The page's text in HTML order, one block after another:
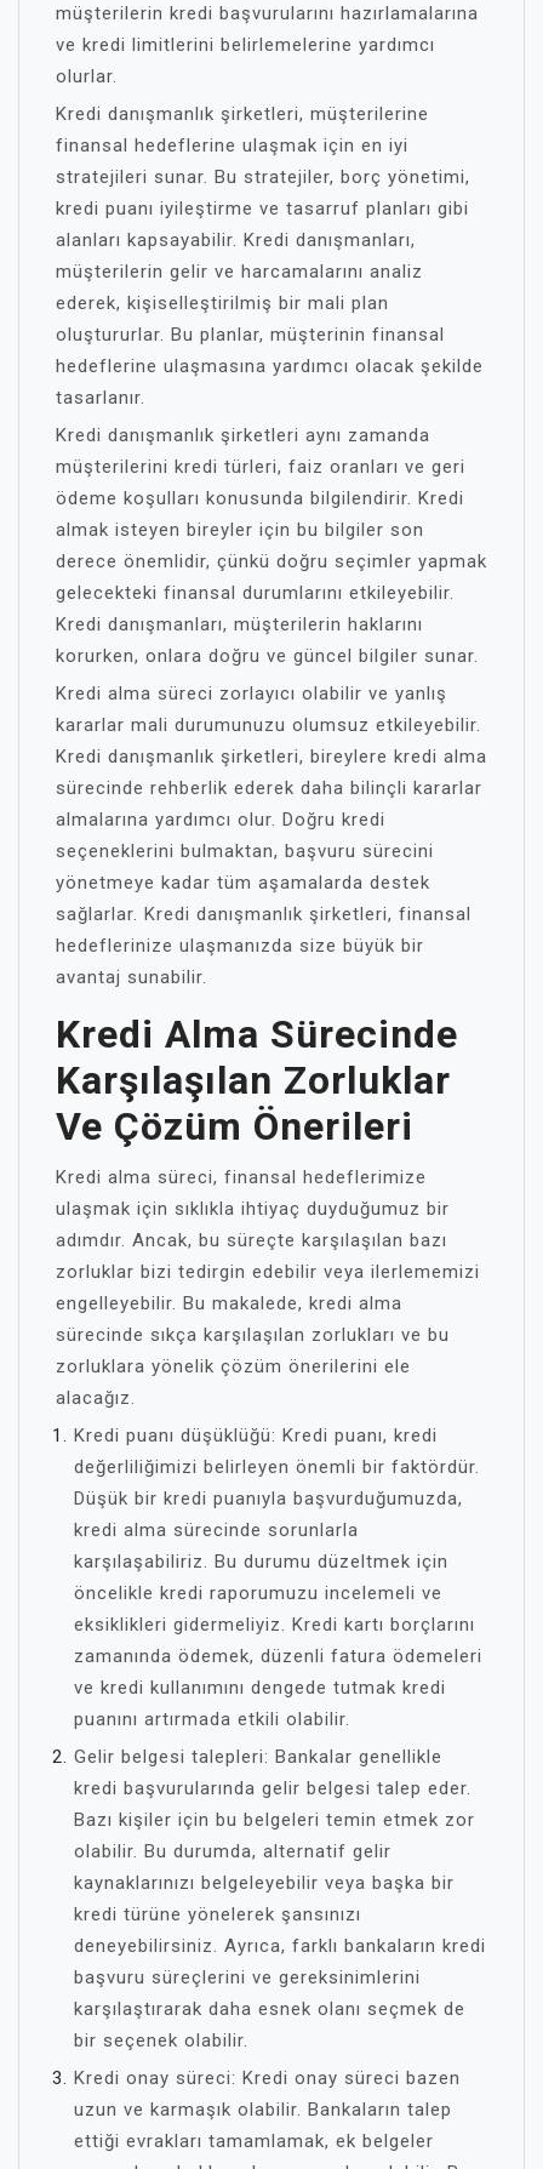
müşterilerin kredi başvurularını hazırlamalarına
ve kredi limitlerini belirlemelerine yardımcı
olurlar.
Kredi danışmanlık şirketleri, müşterilerine
finansal hedeflerine ulaşmak için en iyi
stratejileri sunar. Bu stratejiler, borç yönetimi,
kredi puanı iyileştirme ve tasarruf planları gibi
alanları kapsayabilir. Kredi danışmanları,
müşterilerin gelir ve harcamalarını analiz
ederek, kişiselleştirilmiş bir mali plan
oluştururlar. Bu planlar, müşterinin finansal
hedeflerine ulaşmasına yardımcı olacak şekilde
tasarlanır.
Kredi danışmanlık şirketleri aynı zamanda
müşterilerini kredi türleri, faiz oranları ve geri
ödeme koşulları konusunda bilgilendirir. Kredi
almak isteyen bireyler için bu bilgiler son
derece önemlidir, çünkü doğru seçimler yapmak
gelecekteki finansal durumlarını etkileyebilir.
Kredi danışmanları, müşterilerin haklarını
korurken, onlara doğru ve güncel bilgiler sunar.
Kredi alma süreci zorlayıcı olabilir ve yanlış
kararlar mali durumunuzu olumsuz etkileyebilir.
Kredi danışmanlık şirketleri, bireylere kredi alma
sürecinde rehberlik ederek daha bilinçli kararlar
almalarına yardımcı olur. Doğru kredi
seçeneklerini bulmaktan, başvuru sürecini
yönetmeye kadar tüm aşamalarda destek
sağlarlar. Kredi danışmanlık şirketleri, finansal
hedeflerinize ulaşmanızda size büyük bir
avantaj sunabilir.
Kredi Alma Sürecinde
Karşılaşılan Zorluklar
Ve Çözüm Önerileri
Kredi alma süreci, finansal hedeflerimize
ulaşmak için sıklıkla ihtiyaç duyduğumuz bir
adımdır. Ancak, bu süreçte karşılaşılan bazı
zorluklar bizi tedirgin edebilir veya ilerlememizi
engelleyebilir. Bu makalede, kredi alma
sürecinde sıkça karşılaşılan zorlukları ve bu
zorluklara yönelik çözüm önerilerini ele
alacağız.
Kredi puanı düşüklüğü: Kredi puanı, kredi
değerliliğimizi belirleyen önemli bir faktördür.
Düşük bir kredi puanıyla başvurduğumuzda,
kredi alma sürecinde sorunlarla
karşılaşabiliriz. Bu durumu düzeltmek için
öncelikle kredi raporumuzu incelemeli ve
eksiklikleri gidermeliyiz. Kredi kartı borçlarını
zamanında ödemek, düzenli fatura ödemeleri
ve kredi kullanımını dengede tutmak kredi
puanını artırmada etkili olabilir.
Gelir belgesi talepleri: Bankalar genellikle
kredi başvurularında gelir belgesi talep eder.
Bazı kişiler için bu belgeleri temin etmek zor
olabilir. Bu durumda, alternatif gelir
kaynaklarınızı belgeleyebilir veya başka bir
kredi türüne yönelerek şansınızı
deneyebilirsiniz. Ayrıca, farklı bankaların kredi
başvuru süreçlerini ve gereksinimlerini
karşılaştırarak daha esnek olanı seçmek de
bir seçenek olabilir.
Kredi onay süreci: Kredi onay süreci bazen
uzun ve karmaşık olabilir. Bankaların talep
ettiği evrakları tamamlamak, ek belgeler